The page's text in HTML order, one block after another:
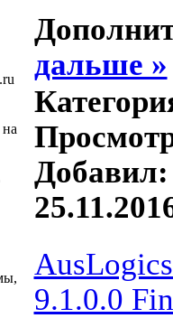
дальше »
9.1.0.0